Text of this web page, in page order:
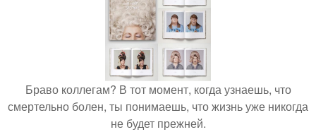
Браво коллегам? В тот момент, когда узнаешь, что
смертельно болен, ты понимаешь, что жизнь уже никогда
не будет прежней.